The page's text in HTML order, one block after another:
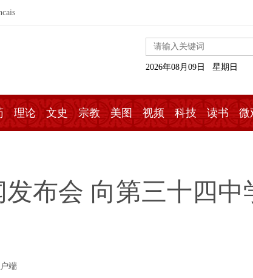
2026年08月09日 星期日
理论 文史 宗教 美图 视频 科技 读书 微
布会 向第三十四中
端